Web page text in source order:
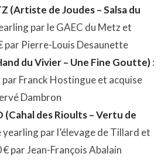
(Artiste de Joudes – Salsa du
par le GAEC du Metz et
par Pierre-Louis Desaunette
du Vivier – Une Fine Goutte):
Franck Hostingue et acquise
Dambron
(Cahal des Rioults – Vertu de
yearling par l’élevage de Tillard et
par Jean-François Abalain